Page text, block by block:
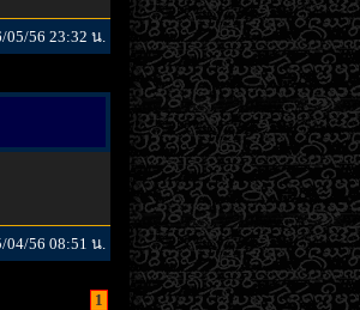
05/56 23:32 น.
04/56 08:51 น.
1